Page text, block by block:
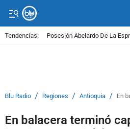
Tendencias: Posesión Abelardo De La
Blu Radio / Regiones / Antioquia / En
En balacera terminó